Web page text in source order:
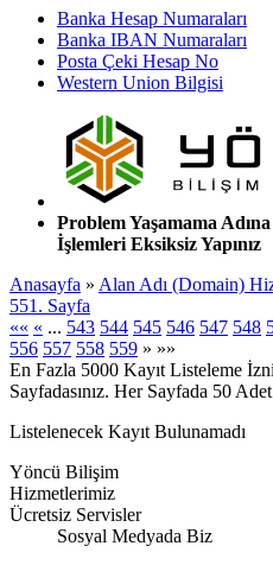
Banka Hesap Numaraları
Banka IBAN Numaraları
Posta Çeki Hesap No
Western Union Bilgisi
Problem Yaşamama Adına
İşlemleri Eksiksiz Yapınız
Anasayfa » Alan Adı (Domain)
551. Sayfa
«« « ... 543 544 545 546 547 548
556 557 558 559 » »»
En Fazla 5000 Kayıt Listeleme
Sayfadasınız. Her Sayfada 50
Listelenecek Kayıt Bulunamadı
Yöncü Bilişim
Hizmetlerimiz
Ücretsiz Servisler
Sosyal Medyada Biz